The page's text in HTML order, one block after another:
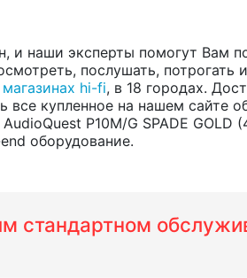
и наши эксперты помогут Вам
послушать, потрогать
магазинах hi-fi, в 18 городах.
купленное на нашем сайте
P10M/G SPADE GOLD
оборудование.
стандартном